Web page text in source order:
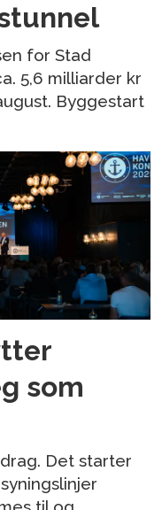
for Stad
5,6 milliarder kr
Byggestart
som
Det starter
til og